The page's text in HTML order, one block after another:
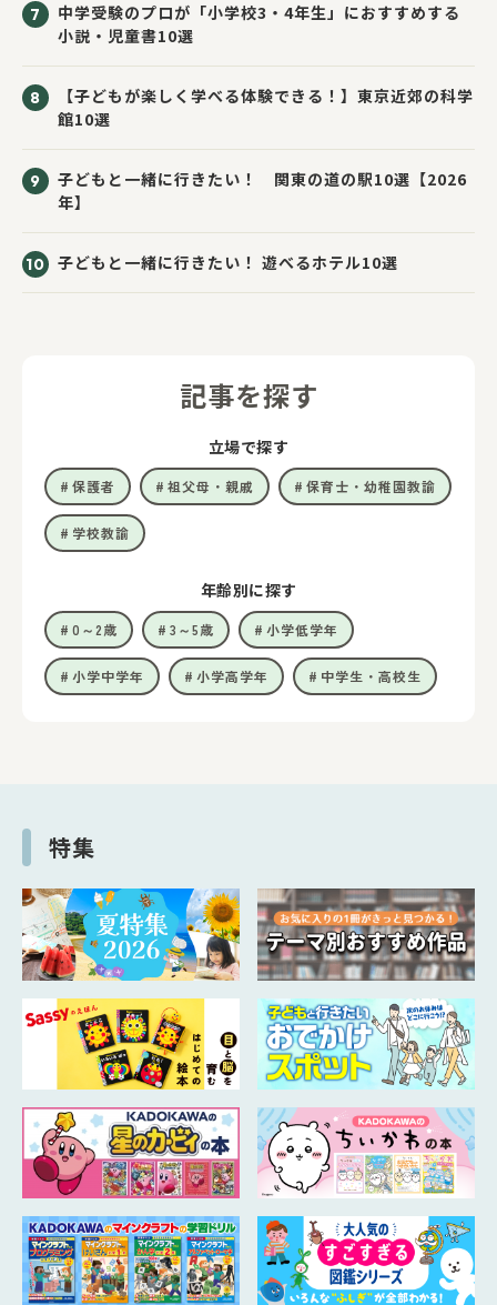
中学受験のプロが「小学校3・4年生」におすすめする
小説・児童書10選
【子どもが楽しく学べる体験できる！】東京近郊の科学
館10選
子どもと一緒に行きたい！ 関東の道の駅10選【2026
年】
子どもと一緒に行きたい！ 遊べるホテル10選
記事を探す
立場で探す
保護者 祖父母・親戚 保育士・幼稚園教諭
学校教諭
年齢別に探す
0～2歳 3～5歳 小学低学年
小学中学年 小学高学年 中学生・高校生
特集